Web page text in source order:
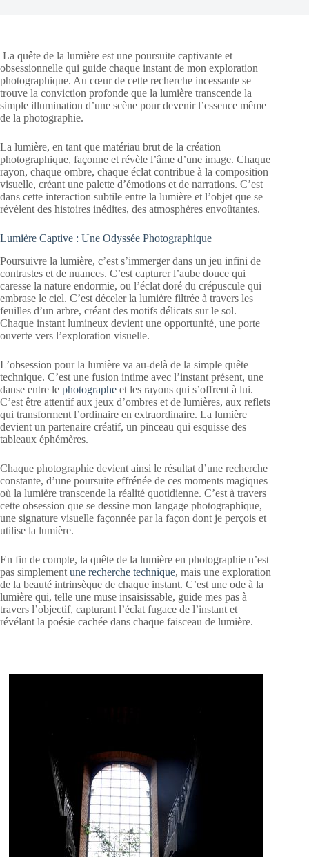
La quête de la lumière est une poursuite captivante et
obsessionnelle qui guide chaque instant de mon exploration
photographique. Au cœur de cette recherche incessante se
trouve la conviction profonde que la lumière transcende la
simple illumination d’une scène pour devenir l’essence même
de la photographie.
La lumière, en tant que matériau brut de la création
photographique, façonne et révèle l’âme d’une image. Chaque
rayon, chaque ombre, chaque éclat contribue à la composition
visuelle, créant une palette d’émotions et de narrations. C’est
dans cette interaction subtile entre la lumière et l’objet que se
révèlent des histoires inédites, des atmosphères envoûtantes.
Lumière Captive : Une Odyssée Photographique
Poursuivre la lumière, c’est s’immerger dans un jeu infini de
contrastes et de nuances. C’est capturer l’aube douce qui
caresse la nature endormie, ou l’éclat doré du crépuscule qui
embrase le ciel. C’est déceler la lumière filtrée à travers les
feuilles d’un arbre, créant des motifs délicats sur le sol.
Chaque instant lumineux devient une opportunité, une porte
ouverte vers l’exploration visuelle.
L’obsession pour la lumière va au-delà de la simple quête
technique. C’est une fusion intime avec l’instant présent, une
danse entre le photographe et les rayons qui s’offrent à lui.
C’est être attentif aux jeux d’ombres et de lumières, aux reflets
qui transforment l’ordinaire en extraordinaire. La lumière
devient un partenaire créatif, un pinceau qui esquisse des
tableaux éphémères.
Chaque photographie devient ainsi le résultat d’une recherche
constante, d’une poursuite effrénée de ces moments magiques
où la lumière transcende la réalité quotidienne. C’est à travers
cette obsession que se dessine mon langage photographique,
une signature visuelle façonnée par la façon dont je perçois et
utilise la lumière.
En fin de compte, la quête de la lumière en photographie n’est
pas simplement une recherche technique, mais une exploration
de la beauté intrinsèque de chaque instant. C’est une ode à la
lumière qui, telle une muse insaisissable, guide mes pas à
travers l’objectif, capturant l’éclat fugace de l’instant et
révélant la poésie cachée dans chaque faisceau de lumière.